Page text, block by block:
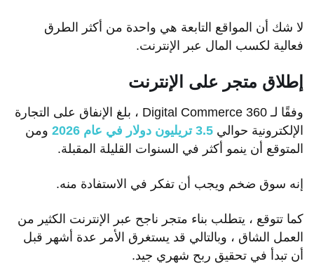
لا شك أن المواقع التابعة هي واحدة من أكثر الطرق
فعالية لكسب المال عبر الإنترنت.
إطلاق متجر على الإنترنت
وفقًا لـ Digital Commerce 360 ​​، بلغ الإنفاق على التجارة
الإلكترونية حوالي3.5 تريليون دولار في عام 2026
ومن
المتوقع أن ينمو أكثر في السنوات القليلة المقبلة.
إنه سوق ضخم ويجب أن تفكر في الاستفادة منه.
كما تتوقع ، يتطلب بناء متجر ناجح عبر الإنترنت الكثير من
العمل الشاق ، وبالتالي قد يستغرق الأمر عدة أشهر قبل
أن تبدأ في تحقيق ربح شهري جيد.